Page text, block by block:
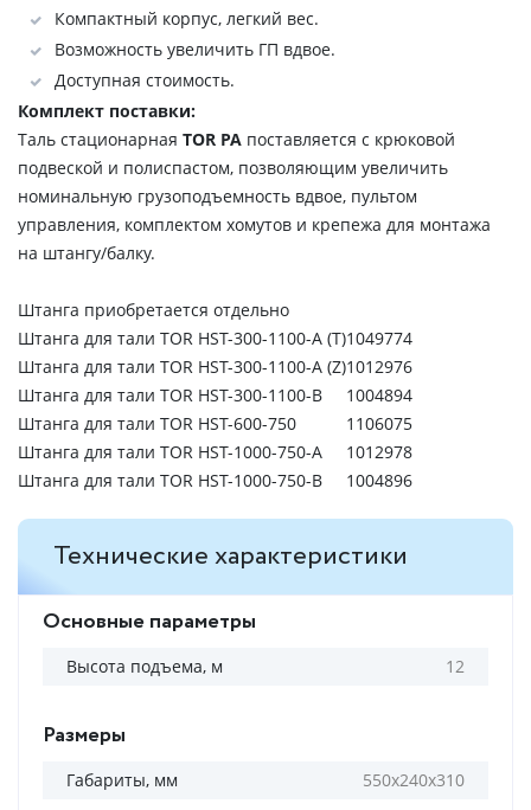
Компактный корпус, легкий вес.
Возможность увеличить ГП вдвое.
Доступная стоимость.
Комплект поставки:
Таль стационарная TOR PA поставляется с крюковой
подвеской и полиспастом, позволяющим увеличить
номинальную грузоподъемность вдвое, пультом
управления, комплектом хомутов и крепежа для монтажа
на штангу/балку.
Штанга приобретается отдельно
Штанга для тали TOR HST-300-1100-A (T)1049774
Штанга для тали TOR HST-300-1100-A (Z)1012976
Штанга для тали TOR HST-300-1100-B
1004894
Штанга для тали TOR HST-600-750
1106075
Штанга для тали TOR HST-1000-750-A
1012978
Штанга для тали TOR HST-1000-750-B
1004896
Технические характеристики
Основные параметры
Высота подъема, м 12
Размеры
Габариты, мм 550х240х310